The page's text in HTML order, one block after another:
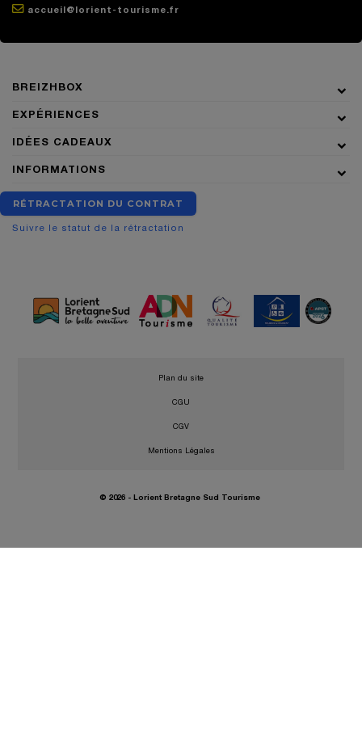
accueil@lorient-tourisme.fr
BREIZHBOX
EXPÉRIENCES
IDÉES CADEAUX
INFORMATIONS
RÉTRACTATION DU CONTRAT
Suivre le statut de la rétractation
© 2026 - Lorient Bretagne Sud Tourisme
Plan du site
CGU
CGV
Mentions Légales